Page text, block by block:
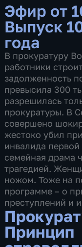
Эфир от
Выпуск
года
В прокуратуру
работники
задолженность
превысила 300
разрешилась
прокуратуры. В
совершено
жестоко убил
инвалида
семейная драма
трагедией.
ножом. Тоже на
программе – о
преступлений и
Принцип